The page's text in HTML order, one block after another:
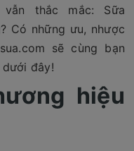
thắc mắc: Sữa
Có những ưu, nhược
sẽ cùng bạn
đây!
hiệu